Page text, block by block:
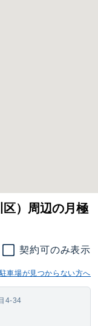
）周辺の月極
契約可のみ表示
車場が見つからない方へ
4-34